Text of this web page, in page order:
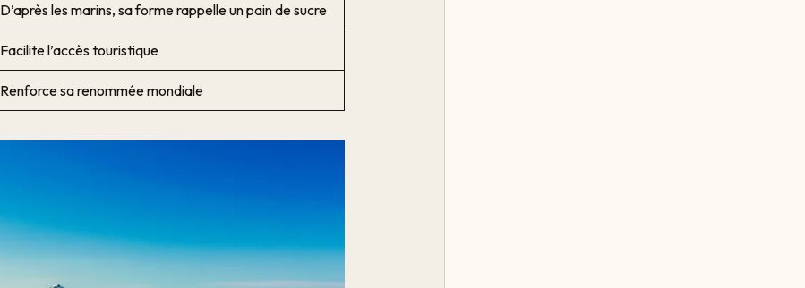
D’après les marins, sa forme rappelle un pain de sucre
Facilite l’accès touristique
Renforce sa renommée mondiale